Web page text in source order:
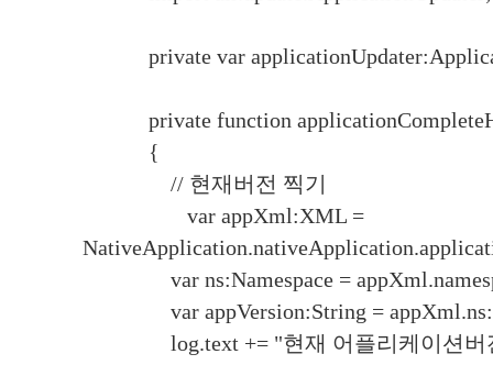
private var
private function
{
// 현재버전 찍기
var appXml:XML =
var ns:Namespace =
var appVersion:String =
log.text += "현재 어플리케이션버전